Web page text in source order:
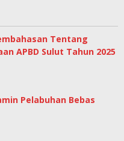
Tentang
APBD Sulut Tahun 2025
Pelabuhan Bebas